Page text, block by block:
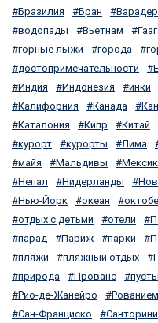
Бразилия
Бран
водопады
Вьетнам
горные лыжи
города
достопримечательности
Индия
Индонезия инки
Калифорния
Канада
Каталония
Кипр Китай
курорт
курорты Лима
майя
Мальдивы
Непал
Нидерланды
Нью-Йорк
океан
отдых с детьми
отели
парад
Париж парки
пляжи
пляжный отдых
природа
Прованс
Рио-де-Жанейро
Сан-Франциско
Санторини